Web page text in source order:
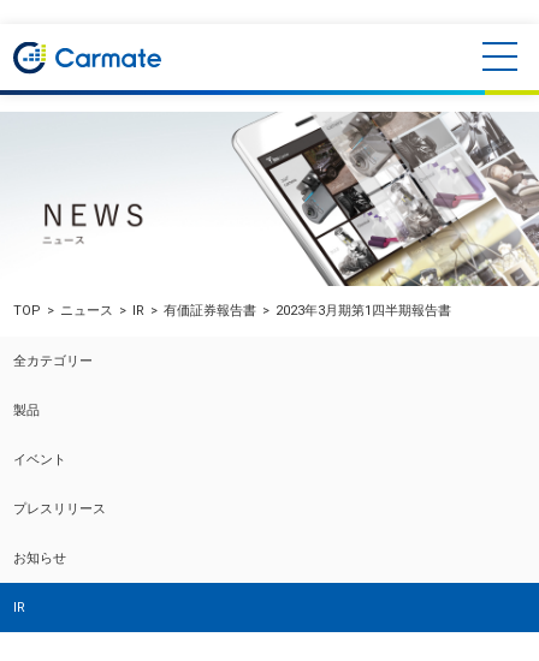
TOP ニュース IR 有価証券報告書 2023年3月期第1四半期報告書
全カテゴリー
製品
イベント
プレスリリース
お知らせ
IR